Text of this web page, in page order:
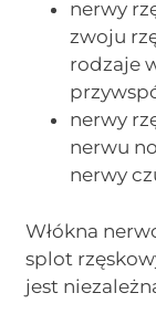
nerwy
zwoju
rodzaje
nerwy
nerwu
nerwy
Włókna
splot
jest